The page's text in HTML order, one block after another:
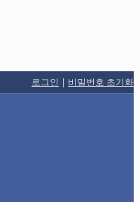
로그인 | 비밀번호 초기화